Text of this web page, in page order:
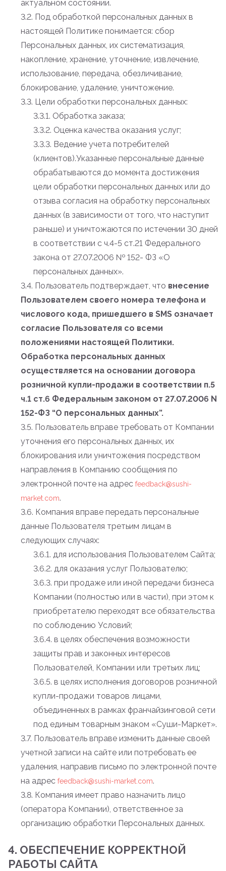
актуальном состоянии.
3.2. Под обработкой персональных данных в
настоящей Политике понимается: сбор
Персональных данных, их систематизация,
накопление, хранение, уточнение, извлечение,
использование, передача, обезличивание,
блокирование, удаление, уничтожение.
3.3. Цели обработки персональных данных:
3.3.1. Обработка заказа;
3.3.2. Оценка качества оказания услуг;
3.3.3. Ведение учета потребителей
(клиентов).Указанные персональные данные
обрабатываются до момента достижения
цели обработки персональных данных или до
отзыва согласия на обработку персональных
данных (в зависимости от того, что наступит
раньше) и уничтожаются по истечении 30 дней
в соответствии с ч.4-5 ст.21 Федерального
закона от 27.07.2006 № 152- ФЗ «О
персональных данных».
3.4. Пользователь подтверждает, что внесение
Пользователем своего номера телефона и
числового кода, пришедшего в SMS означает
согласие Пользователя со всеми
положениями настоящей Политики.
Обработка персональных данных
осуществляется на основании договора
розничной купли-продажи в соответствии п.5
ч.1 ст.6 Федеральным законом от 27.07.2006 N
152-ФЗ “О персональных данных”.
3.5. Пользователь вправе требовать от Компании
уточнения его персональных данных, их
блокирования или уничтожения посредством
направления в Компанию сообщения по
электронной почте на адрес feedback@sushi-
market.com.
3.6. Компания вправе передать персональные
данные Пользователя третьим лицам в
следующих случаях:
3.6.1. для использования Пользователем Сайта;
3.6.2. для оказания услуг Пользователю;
3.6.3. при продаже или иной передачи бизнеса
Компании (полностью или в части), при этом к
приобретателю переходят все обязательства
по соблюдению Условий;
3.6.4. в целях обеспечения возможности
защиты прав и законных интересов
Пользователей, Компании или третьих лиц;
3.6.5. в целях исполнения договоров розничной
купли-продажи товаров лицами,
объединенных в рамках франчайзинговой сети
под единым товарным знаком «Суши-Маркет».
3.7. Пользователь вправе изменить данные своей
учетной записи на сайте или потребовать ее
удаления, направив письмо по электронной почте
на адрес feedback@sushi-market.com.
3.8. Компания имеет право назначить лицо
(оператора Компании), ответственное за
организацию обработки Персональных данных.
4. ОБЕСПЕЧЕНИЕ КОРРЕКТНОЙ
РАБОТЫ САЙТА